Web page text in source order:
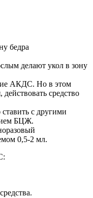
бедра
делают укол в зону
АКДС. Но в этом
средство
с другими
БЦЖ.
0,5-2 мл.